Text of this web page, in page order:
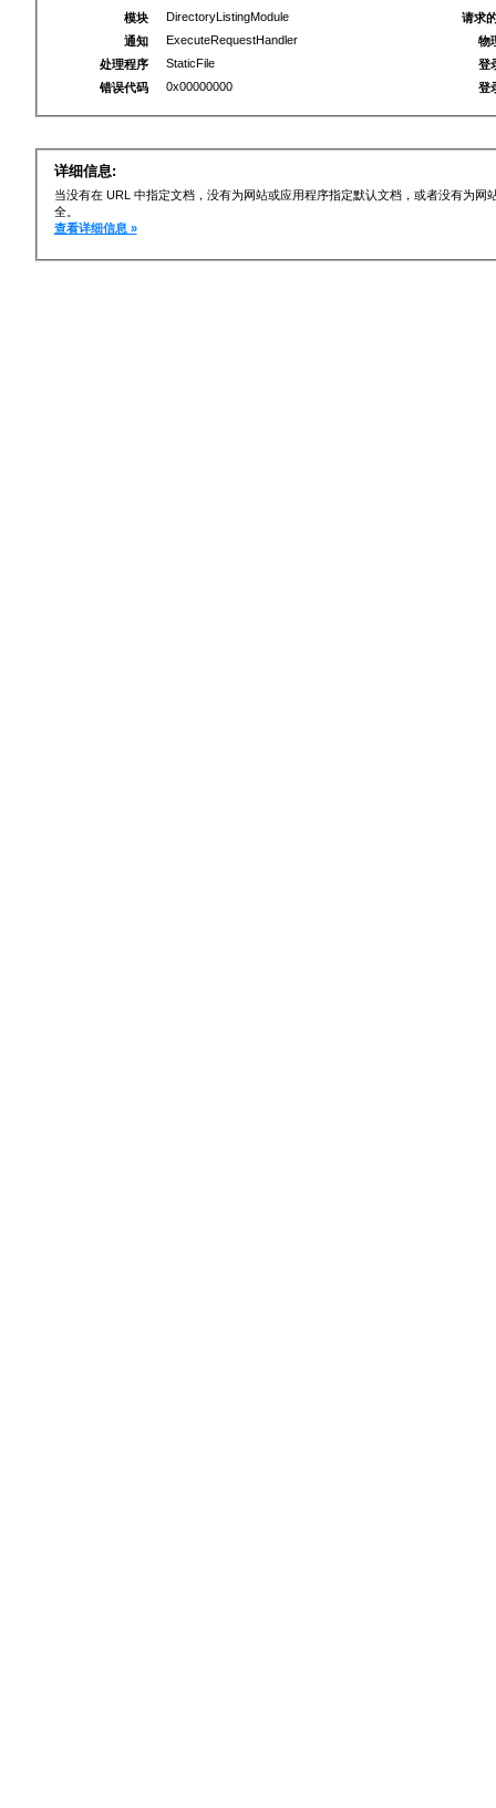
模块
DirectoryListingModule
通知
ExecuteRequestHandler
处理程序
StaticFile
错误代码
0x00000000
请求
物
登
登
详细信息:
当没有在 URL 中指定文档，没有为网站或应用程序指定默认文档，或者没有为
全。
查看详细信息 »